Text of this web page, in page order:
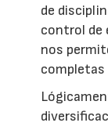
de
control de
nos